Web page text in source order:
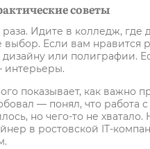
советы
раза. Идите в колледж,
Если вам нравится
или полиграфии.
интерьеры.
показывает, как важно
— понял, что работа
но чего-то не
в ростовской IT-